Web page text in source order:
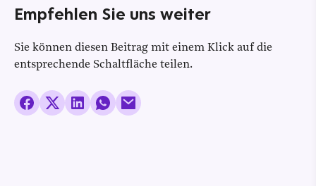
Empfehlen Sie uns weiter
Sie können diesen Beitrag mit einem Klick auf die
entsprechende Schaltfläche teilen.